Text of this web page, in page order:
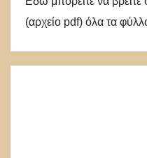
(αρχείο pdf) όλα τα